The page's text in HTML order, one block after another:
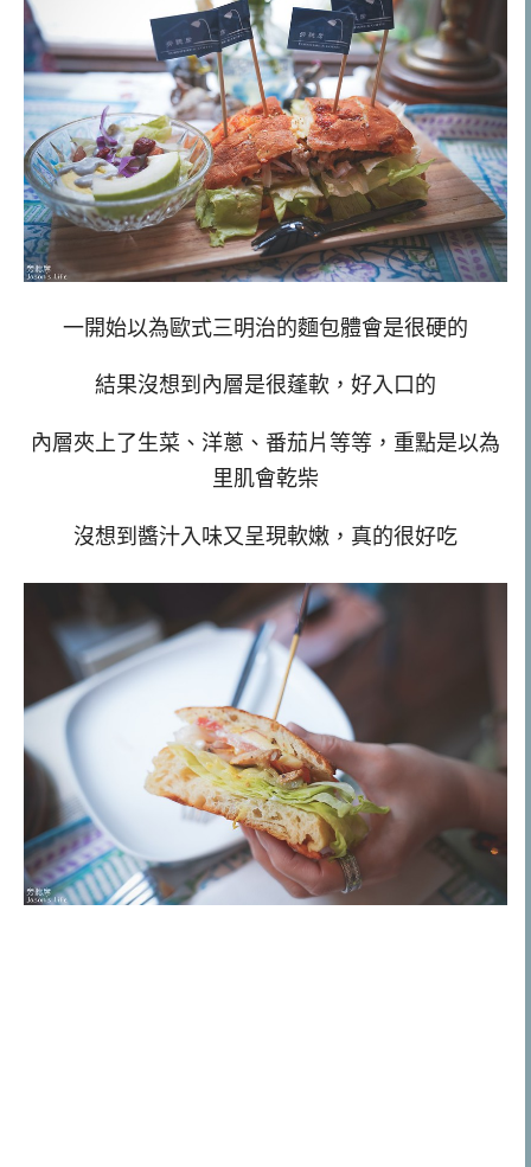
一開始以為歐式三明治的麵包體會是很硬的
結果沒想到內層是很蓬軟，好入口的
內層夾上了生菜、洋蔥、番茄片等等，重點是以為
里肌會乾柴
沒想到醬汁入味又呈現軟嫩，真的很好吃